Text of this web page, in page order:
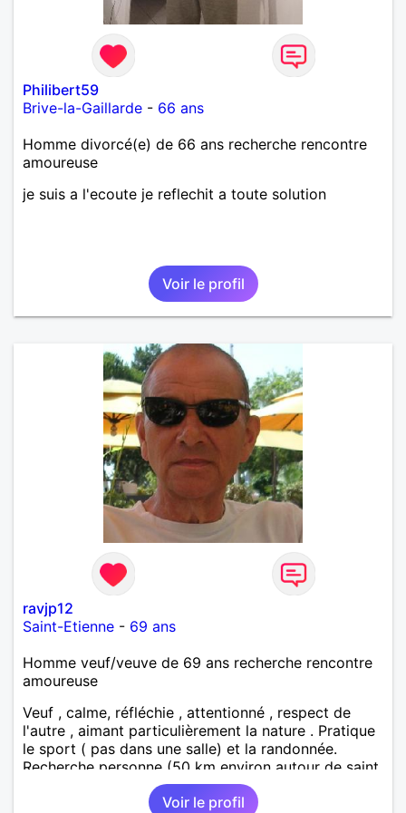
Philibert59
Brive-la-Gaillarde - 66 ans
Homme divorcé(e) de 66 ans recherche rencontre
amoureuse
je suis a l'ecoute je reflechit a toute solution
Voir le profil
ravjp12
Saint-Etienne - 69 ans
Homme veuf/veuve de 69 ans recherche rencontre
amoureuse
Veuf , calme, réfléchie , attentionné , respect de
l'autre , aimant particulièrement la nature . Pratique
le sport ( pas dans une salle) et la randonnée.
Recherche personne (50 km environ autour de saint
étienne) pour finir le reste de ma vie , sereinement ,
en parfaite harmonie et confiance.
Voir le profil